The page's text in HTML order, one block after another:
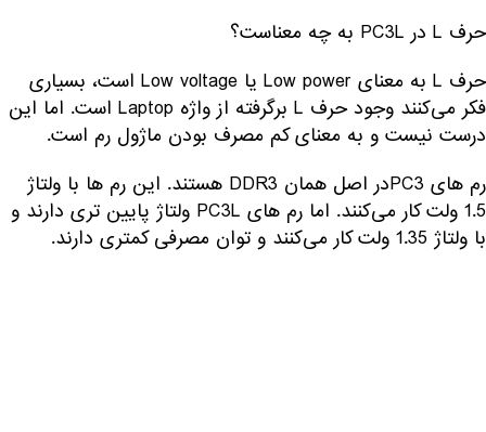
حرف L در PC3L به چه معناست؟
حرف L به معنای Low power یا Low voltage است، بسیاری
فکر می‌کنند وجود حرف L برگرفته از واژه Laptop است. اما این
درست نیست و به معنای کم مصرف بودن ماژول رم است.
رم‌ های PC3در اصل همان DDR3 هستند. این رم ها با ولتاژ
1.5 ولت کار می‌کنند. اما رم های PC3L ولتاژ پایین تری دارند و
با ولتاژ 1.35 ولت کار می‌کنند و توان مصرفی کمتری دارند.